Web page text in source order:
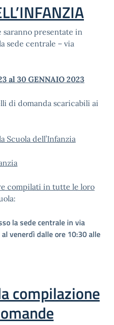
presentate in
sede centrale – via
al 30 GENNAIO 2023
di domanda scaricabili ai
Scuola dell’Infanzia
compilati in tutte le loro
la sede centrale in via
venerdì dalle ore 10:30 alle
compilazione